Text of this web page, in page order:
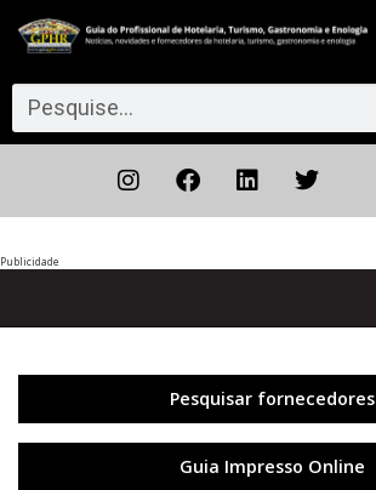
Publicidade
Pesquisar fornecedores
Guia Impresso Online